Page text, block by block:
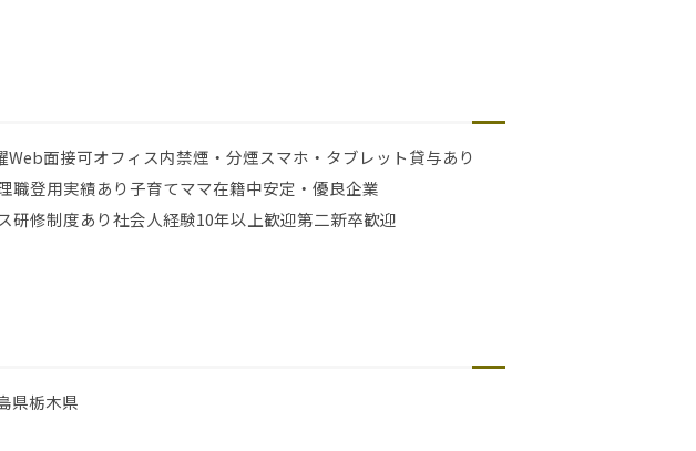
Web面接可オフィス内禁煙・分煙スマホ・タブレット貸与あり
職登用実績あり子育てママ在籍中安定・優良企業
研修制度あり社会人経験10年以上歓迎第二新卒歓迎
県栃木県